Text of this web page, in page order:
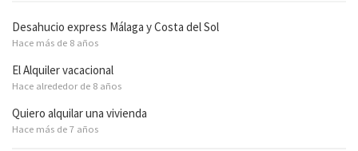
Desahucio express Málaga y Costa del Sol
Hace más de 8 años
El Alquiler vacacional
Hace alrededor de 8 años
Quiero alquilar una vivienda
Hace más de 7 años